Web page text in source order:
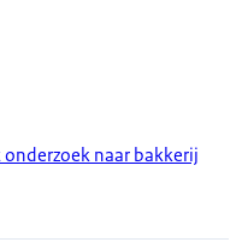
naar bakkerij